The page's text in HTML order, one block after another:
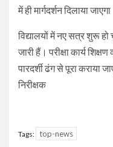
में ही मार्गदर्शन दिलाया
विद्यालयों में नए सत्र शुरू
जारी हैं। परीक्षा कार्य
पारदर्शी ढंग से पूरा कराया
निरीक्षक
Tags: top-news